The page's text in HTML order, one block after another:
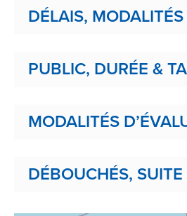
DÉLAIS,
PUBLIC, DURÉE &
MODALITÉS
DÉBOUCHÉS,